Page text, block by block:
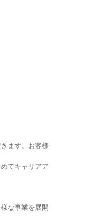
ます。お客様
てキャリアア
な事業を展開